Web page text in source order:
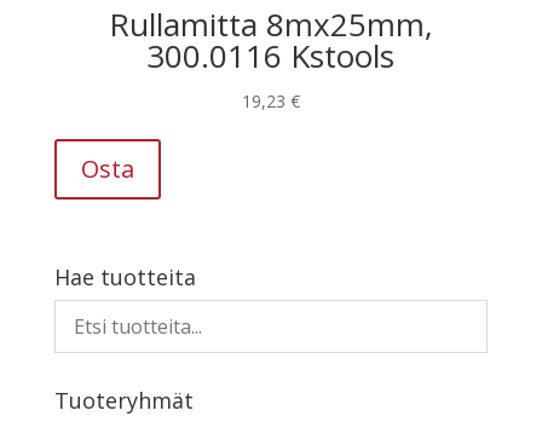
Rullamitta 8mx25mm,
300.0116 Kstools
19,23 €
Osta
Hae tuotteita
Tuoteryhmät